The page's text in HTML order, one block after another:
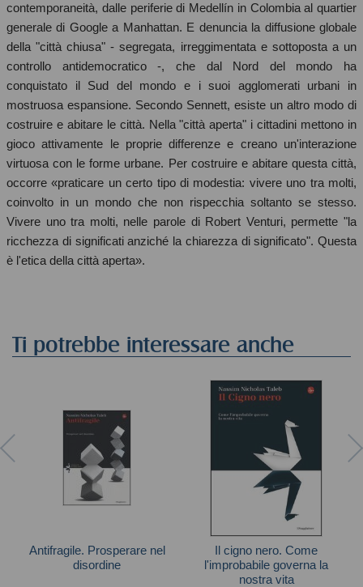
contemporaneità, dalle periferie di Medellín in Colombia al quartier
generale di Google a Manhattan. E denuncia la diffusione globale
della "città chiusa" - segregata, irreggimentata e sottoposta a un
controllo antidemocratico -, che dal Nord del mondo ha
conquistato il Sud del mondo e i suoi agglomerati urbani in
mostruosa espansione. Secondo Sennett, esiste un altro modo di
costruire e abitare le città. Nella "città aperta" i cittadini mettono in
gioco attivamente le proprie differenze e creano un'interazione
virtuosa con le forme urbane. Per costruire e abitare questa città,
occorre «praticare un certo tipo di modestia: vivere uno tra molti,
coinvolto in un mondo che non rispecchia soltanto se stesso.
Vivere uno tra molti, nelle parole di Robert Venturi, permette "la
ricchezza di significati anziché la chiarezza di significato". Questa
è l'etica della città aperta».
Ti potrebbe interessare anche
Antifragile. Prosperare nel
disordine
Il cigno nero. Come
l'improbabile governa la
nostra vita